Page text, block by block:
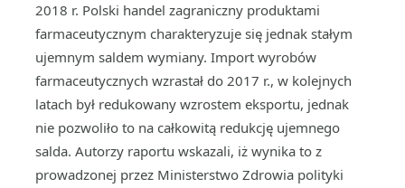
2018 r. Polski handel zagraniczny produktami
farmaceutycznym charakteryzuje się jednak stałym
ujemnym saldem wymiany. Import wyrobów
farmaceutycznych wzrastał do 2017 r., w kolejnych
latach był redukowany wzrostem eksportu, jednak
nie pozwoliło to na całkowitą redukcję ujemnego
salda. Autorzy raportu wskazali, iż wynika to z
prowadzonej przez Ministerstwo Zdrowia polityki